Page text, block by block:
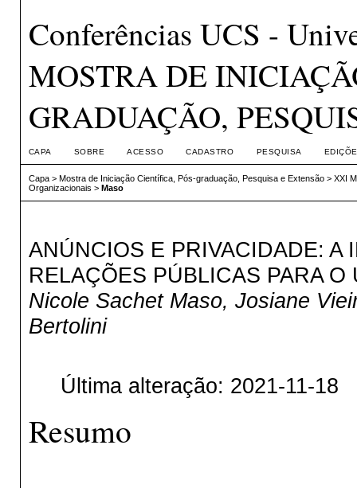
Conferências UCS -
MOSTRA DE
GRADUAÇÃO,
CAPA SOBRE ACESSO CADASTRO PESQUISA
Capa> Mostra de Iniciação Científica, Pós-graduação, Pesquisa e Extensão> XXI
Organizacionais > Maso
ANÚNCIOS E PRIVACIDADE: A
RELAÇÕES PÚBLICAS PARA
Nicole Sachet Maso, Josiane
Bertolini
Última alteração: 2021-11-18
Resumo